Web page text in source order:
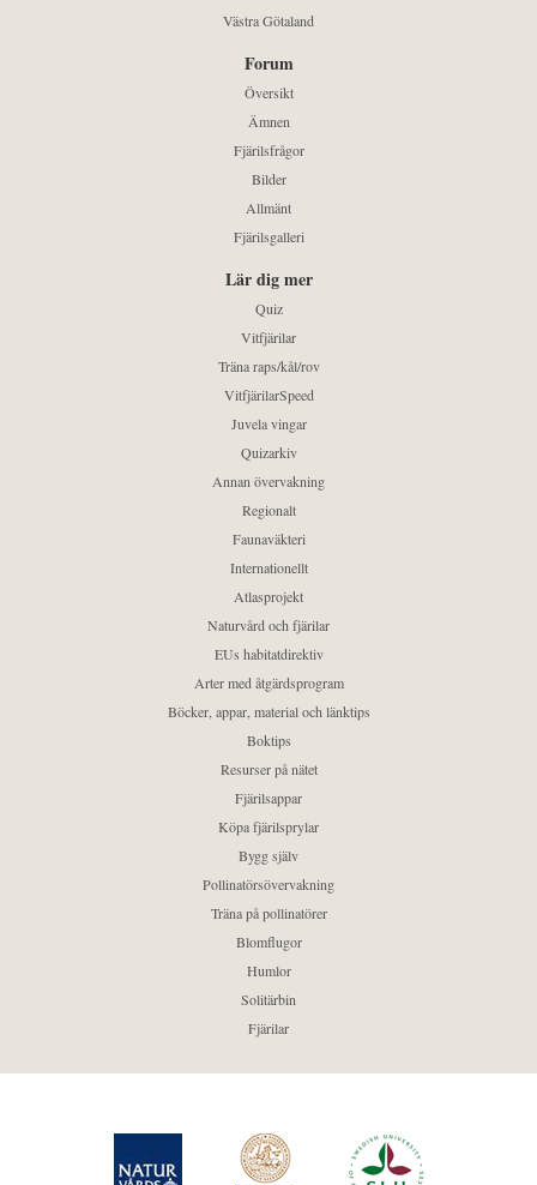
Västra Götaland
Forum
Översikt
Ämnen
Fjärilsfrågor
Bilder
Allmänt
Fjärilsgalleri
Lär dig mer
Quiz
Vitfjärilar
Träna raps/kål/rov
VitfjärilarSpeed
Juvela vingar
Quizarkiv
Annan övervakning
Regionalt
Faunaväkteri
Internationellt
Atlasprojekt
Naturvård och fjärilar
EUs habitatdirektiv
Arter med åtgärdsprogram
Böcker, appar, material och länktips
Boktips
Resurser på nätet
Fjärilsappar
Köpa fjärilsprylar
Bygg själv
Pollinatörsövervakning
Träna på pollinatörer
Blomflugor
Humlor
Solitärbin
Fjärilar